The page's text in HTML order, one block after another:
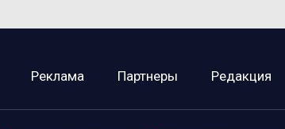
Реклама Партнеры Редакция